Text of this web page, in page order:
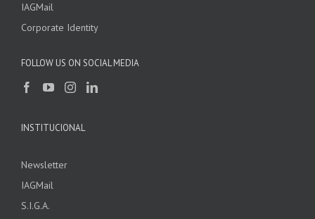
IAGMail
Corporate Identity
FOLLOW US ON SOCIAL MEDIA
INSTITUCIONAL
Newsletter
IAGMail
S.I.G.A.